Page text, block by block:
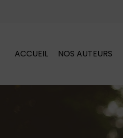
ACCUEIL NOS AUTEURS